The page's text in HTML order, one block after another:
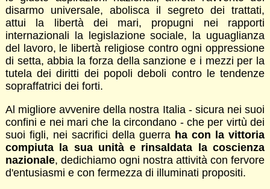
disarmo universale, abolisca il segreto dei trattati,
attui la libertà dei mari, propugni nei rapporti
internazionali la legislazione sociale, la uguaglianza
del lavoro, le libertà religiose contro ogni oppressione
di setta, abbia la forza della sanzione e i mezzi per la
tutela dei diritti dei popoli deboli contro le tendenze
sopraffatrici dei forti.
Al migliore avvenire della nostra Italia - sicura nei suoi
confini e nei mari che la circondano - che per virtù dei
suoi figli, nei sacrifici della guerra ha con la vittoria
compiuta la sua unità e rinsaldata la coscienza
nazionale, dedichiamo ogni nostra attività con fervore
d'entusiasmi e con fermezza di illuminati propositi.